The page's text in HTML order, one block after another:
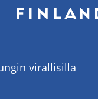
virallisilla